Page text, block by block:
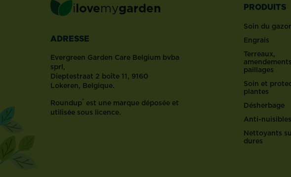
ilovemygarden
ADRESSE
Evergreen Garden Care Belgium bvba
sprl,
Dieptestraat 2 boîte 11, 9160
Lokeren, Belgique.
Roundup® est une marque déposée et
utilisée sous licence.
PRODUITS
Soin du
Engrais
Terreaux,
paillages
Soin et
plantes
Désherbage
Anti-nuisibles
Nettoyants
dures